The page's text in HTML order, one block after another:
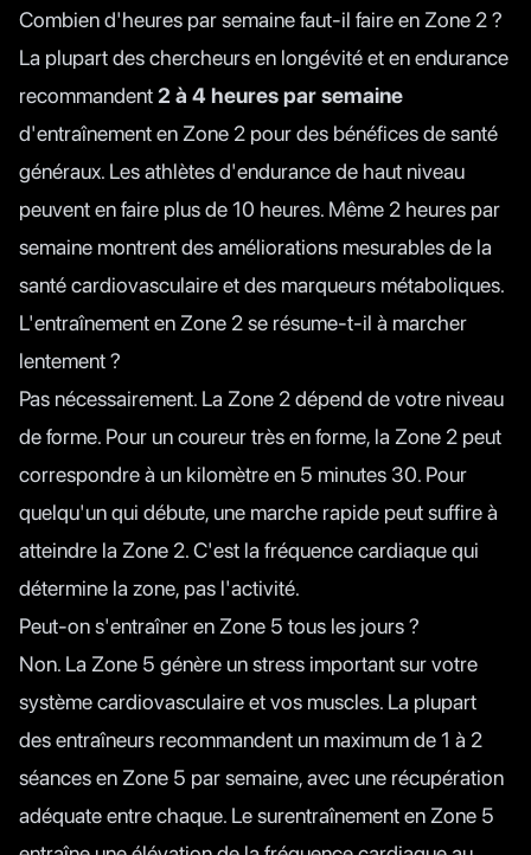
Combien d'heures par semaine faut-il faire en Zone 2 ?
La plupart des chercheurs en longévité et en endurance
recommandent2 à 4 heures par semaine
d'entraînement en Zone 2 pour des bénéfices de santé
généraux. Les athlètes d'endurance de haut niveau
peuvent en faire plus de 10 heures. Même 2 heures par
semaine montrent des améliorations mesurables de la
santé cardiovasculaire et des marqueurs métaboliques.
L'entraînement en Zone 2 se résume-t-il à marcher
lentement ?
Pas nécessairement. La Zone 2 dépend de votre niveau
de forme. Pour un coureur très en forme, la Zone 2 peut
correspondre à un kilomètre en 5 minutes 30. Pour
quelqu'un qui débute, une marche rapide peut suffire à
atteindre la Zone 2. C'est la fréquence cardiaque qui
détermine la zone, pas l'activité.
Peut-on s'entraîner en Zone 5 tous les jours ?
Non. La Zone 5 génère un stress important sur votre
système cardiovasculaire et vos muscles. La plupart
des entraîneurs recommandent un maximum de 1 à 2
séances en Zone 5 par semaine, avec une récupération
adéquate entre chaque. Le surentraînement en Zone 5